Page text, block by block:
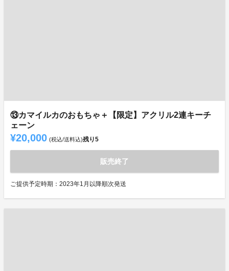
⑬カマイルカのおもちゃ＋【限定】アクリル2連キーチ
ェーン
¥20,000 (税込/送料込)残り5
販売終了
ご提供予定時期：2023年1月以降順次発送